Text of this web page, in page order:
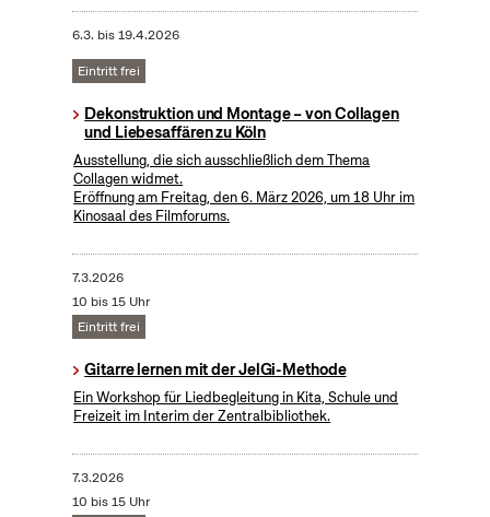
6.3. bis19.4.2026
Eintritt frei
Dekonstruktion und Montage – von Collagen
und Liebesaffären zu Köln
Ausstellung, die sich ausschließlich dem Thema
Collagen widmet.
Eröffnung am Freitag, den 6. März 2026, um 18 Uhr im
Kinosaal des Filmforums.
7.3.2026
10 bis 15 Uhr
Eintritt frei
Gitarre lernen mit der JelGi-Methode
Ein Workshop für Liedbegleitung in Kita, Schule und
Freizeit im Interim der Zentralbibliothek.
7.3.2026
10 bis 15 Uhr